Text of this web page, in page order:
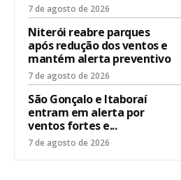
7 de agosto de 2026
Niterói reabre parques
após redução dos ventos e
mantém alerta preventivo
7 de agosto de 2026
São Gonçalo e Itaboraí
entram em alerta por
ventos fortes e...
7 de agosto de 2026